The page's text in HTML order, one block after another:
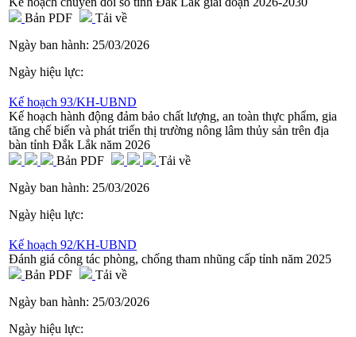
Bản PDF
Tải về
Ngày ban hành: 25/03/2026
Ngày hiệu lực:
Kế hoạch 93/KH-UBND
Kế hoạch hành động đảm bảo chất lượng, an toàn thực phẩm, gia
tăng chế biến và phát triển thị trường nông lâm thủy sản trên địa
bàn tỉnh Đắk Lắk năm 2026
Bản PDF
Tải về
Ngày ban hành: 25/03/2026
Ngày hiệu lực:
Kế hoạch 92/KH-UBND
Đánh giá công tác phòng, chống tham nhũng cấp tỉnh năm 2025
Bản PDF
Tải về
Ngày ban hành: 25/03/2026
Ngày hiệu lực: